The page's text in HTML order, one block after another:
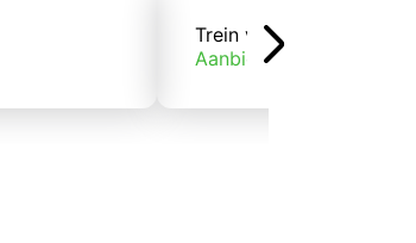
Trein vracht
Aanbiedingen krijgen